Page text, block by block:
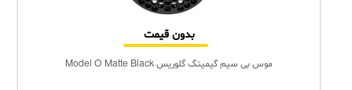
بدون قیمت
موس بی سیم گیمینگ گلوریس Model O Matte Black